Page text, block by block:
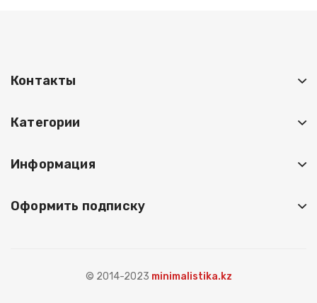
Контакты
Категории
Информация
Оформить подписку
© 2014-2023 minimalistika.kz